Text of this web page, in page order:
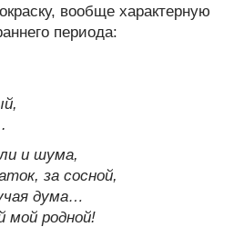
вообще характерную
периода:
и шума,
за сосной,
дума…
мой родной!